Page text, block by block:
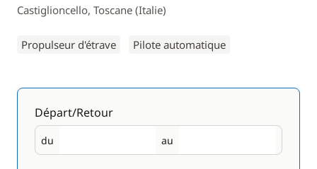
Castiglioncello, Toscane (Italie)
Propulseur d'étrave Pilote automatique
Départ/Retour
du
Départ au
Retour